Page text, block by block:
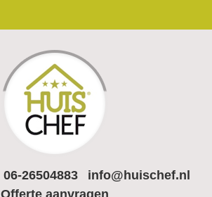
06-26504883
info@huischef.nl
Offerte aanvragen